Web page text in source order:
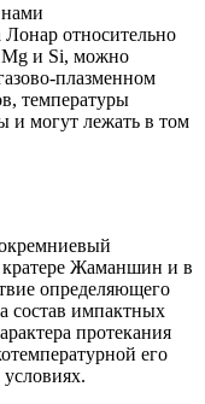
Лонар относительно
Mg и Si, можно
плазменном
температуры
и могут лежать в том
кратере Жаманшин и в
определяющего
состав импактных
протекания
его